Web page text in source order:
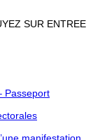
SUR ENTREE
Passeport